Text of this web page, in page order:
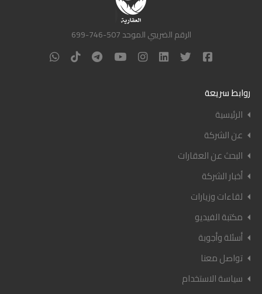
الرقم الضريبي الموحد 507-746-699
روابط سريعة
الرئيسية
عن الشركة
البحث عن العقارات
أخبار الشركة
لقاءات وزيارات
مكتبة الفيديو
أسئلة وأجوبة
تواصل معنا
سياسة الاستخدام